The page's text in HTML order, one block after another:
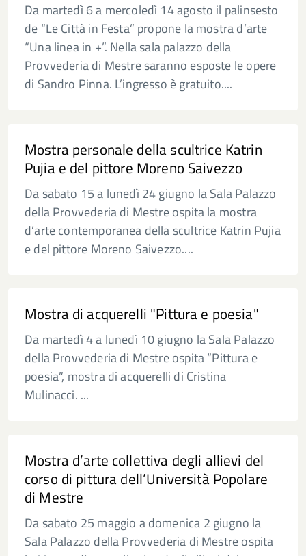
Da martedì 6 a mercoledì 14 agosto il palinsesto
de “Le Città in Festa” propone la mostra d’arte
“Una linea in +”. Nella sala palazzo della
Provvederia di Mestre saranno esposte le opere
di Sandro Pinna. L’ingresso è gratuito....
Mostra personale della scultrice Katrin
Pujia e del pittore Moreno Saivezzo
Da sabato 15 a lunedì 24 giugno la Sala Palazzo
della Provvederia di Mestre ospita la mostra
d’arte contemporanea della scultrice Katrin Pujia
e del pittore Moreno Saivezzo....
Mostra di acquerelli "Pittura e poesia"
Da martedì 4 a lunedì 10 giugno la Sala Palazzo
della Provvederia di Mestre ospita “Pittura e
poesia”, mostra di acquerelli di Cristina
Mulinacci. ...
Mostra d’arte collettiva degli allievi del
corso di pittura dell’Università Popolare
di Mestre
Da sabato 25 maggio a domenica 2 giugno la
Sala Palazzo della Provvederia di Mestre ospita